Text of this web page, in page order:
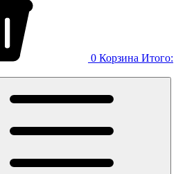
0 Корзина Итого: